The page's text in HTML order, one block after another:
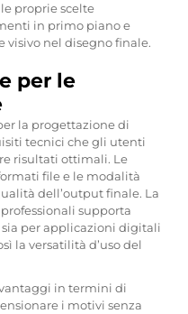
proprie scelte
in primo piano e
visivo nel disegno finale.
per le
la progettazione di
tecnici che gli utenti
risultati ottimali. Le
file e le modalità
dell’output finale. La
supporta
per applicazioni digitali
la versatilità d’uso del
in termini di
i motivi senza